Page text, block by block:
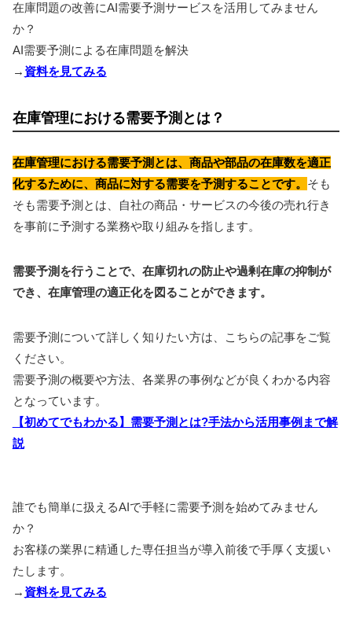
在庫問題の改善にAI需要予測サービスを活用してみません
か？
AI需要予測による在庫問題を解決
→ 資料を見てみる
在庫管理における需要予測とは？
在庫管理における需要予測とは、商品や部品の在庫数を適正
化するために、商品に対する需要を予測することです。 そも
そも需要予測とは、自社の商品・サービスの今後の売れ行き
を事前に予測する業務や取り組みを指します。
需要予測を行うことで、在庫切れの防止や過剰在庫の抑制が
でき、在庫管理の適正化を図ることができます。
需要予測について詳しく知りたい方は、こちらの記事をご覧
ください。
需要予測の概要や方法、各業界の事例などが良くわかる内容
となっています。
【初めてでもわかる】需要予測とは?手法から活用事例まで解
説
誰でも簡単に扱えるAIで手軽に需要予測を始めてみません
か？
お客様の業界に精通した専任担当が導入前後で手厚く支援い
たします。
→ 資料を見てみる